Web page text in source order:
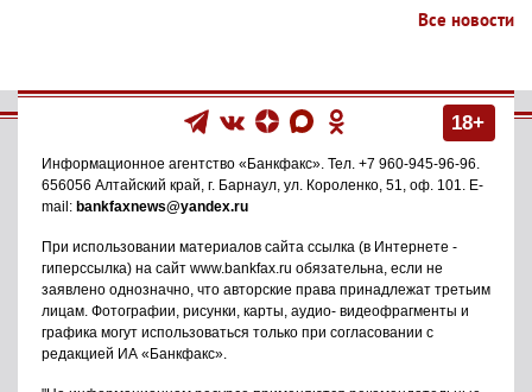
Все новости
18+
Информационное агентство «Банкфакс» . Тел. +7 960-945-96-96
656056 Алтайский край, г. Барнаул ул. Короленко, 51, оф. 101
. E-
mail: bankfaxnews@yandex.ru
При использовании материалов сайта ссылка (в Интернете -
гиперссылка) на сайт www.bankfax.ru обязательна, если не
заявлено однозначно, что авторские права принадлежат третьим
лицам. Фотографии, рисунки, карты, аудио- видеофрагменты и
графика могут использоваться только при согласовании с
редакцией ИА «Банкфакс».